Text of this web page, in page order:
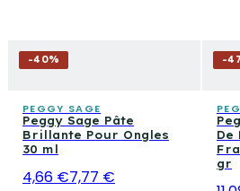
-40%
PEGGY SAGE
Peggy Sage Pâte
Brillante Pour Ongles
30 ml
4,66 €7,77 €
-47
De
gr